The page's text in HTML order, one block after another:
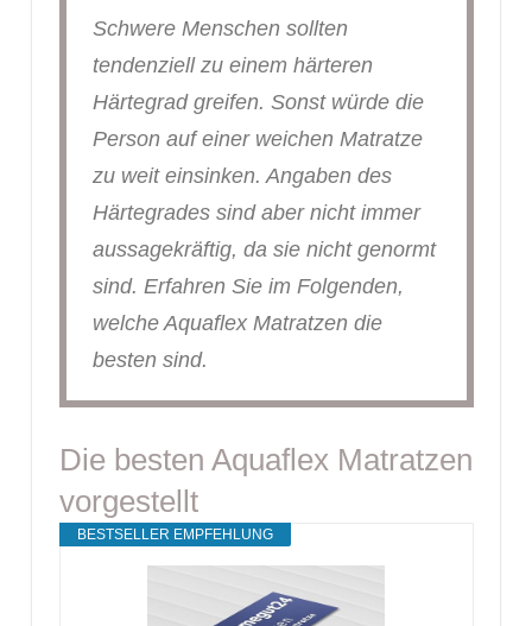
Schwere Menschen sollten
tendenziell zu einem härteren
Härtegrad greifen. Sonst würde die
Person auf einer weichen Matratze
zu weit einsinken. Angaben des
Härtegrades sind aber nicht immer
aussagekräftig, da sie nicht genormt
sind. Erfahren Sie im Folgenden,
welche Aquaflex Matratzen die
besten sind.
Die besten Aquaflex Matratzen
vorgestellt
BESTSELLER EMPFEHLUNG